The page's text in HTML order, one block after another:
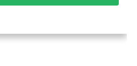
0 K